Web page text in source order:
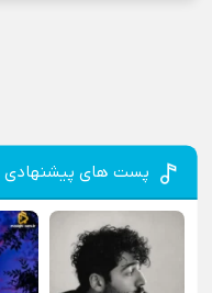
پست های پیشنهادی